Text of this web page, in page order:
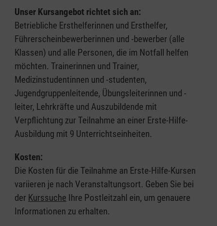
Unser Kursangebot richtet sich an:
Betriebliche Ersthelferinnen und Ersthelfer,
Führerscheinbewerberinnen und -bewerber (alle
Klassen) und alle Personen, die im Notfall helfen
möchten. Trainerinnen und Trainer,
Medizinstudentinnen und -studenten,
Jugendgruppenleitende, Übungsleiterinnen und -
leiter, Lehrkräfte und Auszubildende mit
Verpflichtung zur Teilnahme an einer Erste-Hilfe-
Ausbildung mit 9 Unterrichtseinheiten.
Kosten:
Die Kosten für die Teilnahme an Erste-Hilfe-Kursen
variieren je nach Veranstaltungsort. Geben Sie bei
der Kurssuche Ihre Postleitzahl ein, um genauere
Informationen zu erhalten.